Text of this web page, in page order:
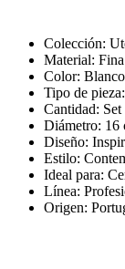
Colección:
Material:
Color: Blanco
Tipo de
Cantidad: Set
Diámetro: 16
Diseño:
Estilo:
Ideal para:
Línea:
Origen: